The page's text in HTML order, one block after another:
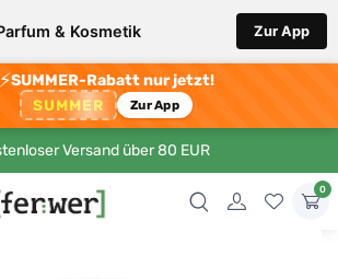
& Kosmetik Zur App
⚡SUMMER-Rabatt nur jetzt!
SUMMER Zur App
Versand über 80 EUR
0